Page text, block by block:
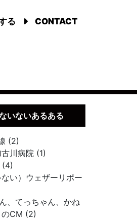
る CONTACT
いないあるある
(2)
古川病院 (1)
(4)
ない）ウェザーリポー
、てっちゃん、かね
のCM (2)